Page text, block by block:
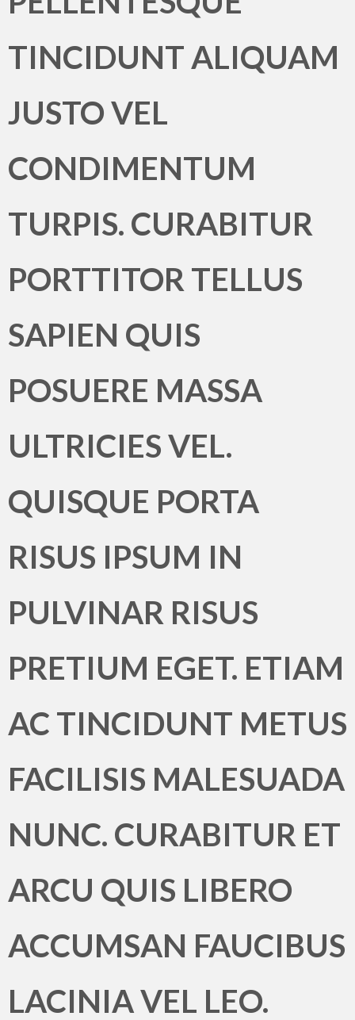
TINCIDUNT ALIQUAM
JUSTO VEL
CONDIMENTUM
TURPIS. CURABITUR
PORTTITOR TELLUS
SAPIEN QUIS
POSUERE MASSA
ULTRICIES VEL.
QUISQUE PORTA
RISUS IPSUM IN
PULVINAR RISUS
PRETIUM EGET. ETIAM
AC TINCIDUNT METUS
FACILISIS MALESUADA
NUNC. CURABITUR ET
ARCU QUIS LIBERO
ACCUMSAN FAUCIBUS
LACINIA VEL LEO.